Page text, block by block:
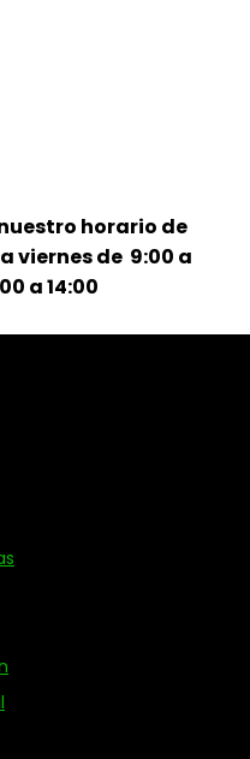
horario de
viernes de 9:00 a
a 14:00